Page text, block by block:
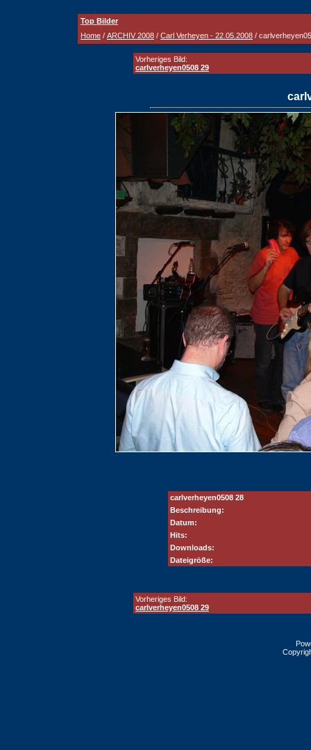
Top Bilder
Home / ARCHIV 2008 / Carl Verheyen - 22.05.2008 /
Vorheriges Bild:
carlverheyen0508 29
carlverheyen0508 28
Beschreibung:
Datum:
Hits:
Downloads:
Dateigröße:
Vorheriges Bild:
carlverheyen0508 29